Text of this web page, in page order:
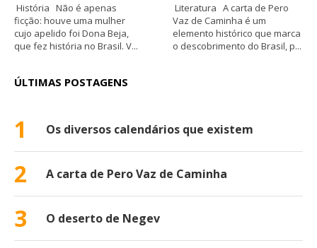
História Não é apenas
ficção: houve uma mulher
cujo apelido foi Dona Beja,
que fez história no Brasil. V...
Literatura A carta de Pero
Vaz de Caminha é um
elemento histórico que marca
o descobrimento do Brasil, p...
ÚLTIMAS POSTAGENS
1 Os diversos calendários que existem
2 A carta de Pero Vaz de Caminha
3 O deserto de Negev